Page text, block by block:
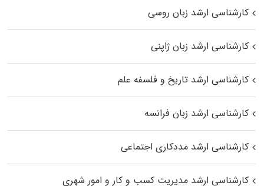
کارشناسی ارشد زبان روسی
کارشناسی ارشد زبان ژاپنی
کارشناسی ارشد تاریخ و فلسفه علم
کارشناسی ارشد زبان فرانسه
کارشناسی ارشد مددکاری اجتماعی
کارشناسی ارشد مدیریت کسب و کار و امور شهری